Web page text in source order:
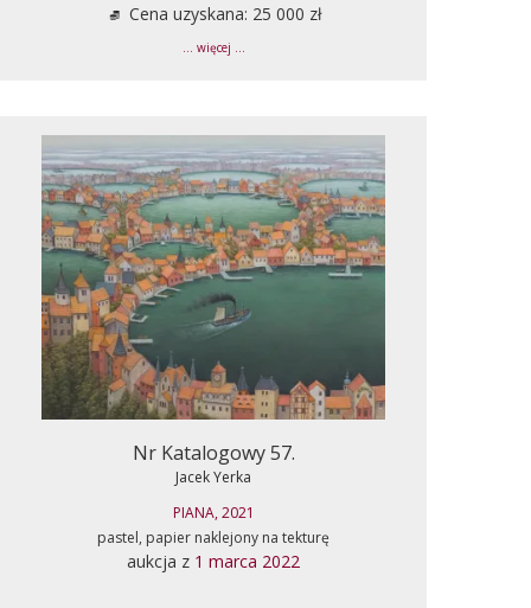
Cena uzyskana: 25 000 zł
... więcej ...
Nr Katalogowy 57.
Jacek Yerka
PIANA, 2021
pastel, papier naklejony na tekturę
aukcja z 1 marca 2022